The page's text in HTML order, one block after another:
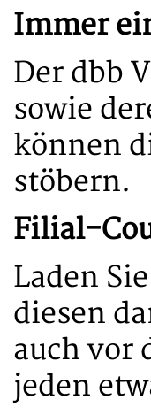
Immer
Der dbb
sowie
können
stöbern.
Filial-
Laden
diesen
auch vor
jeden